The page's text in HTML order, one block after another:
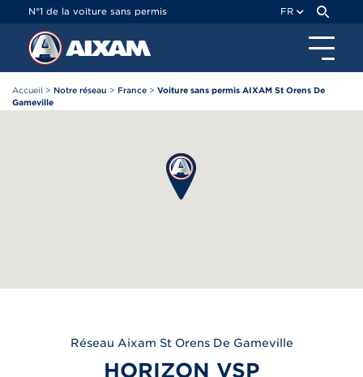
N°1 de la voiture sans permis FR
Accueil > Notre réseau > France > Voiture sans permis AIXAM St Orens De
Gameville
Réseau Aixam St Orens De Gameville
HORIZON VSP
Panneau de gestion des cookies